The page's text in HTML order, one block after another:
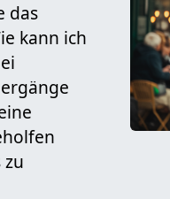
das
kann ich